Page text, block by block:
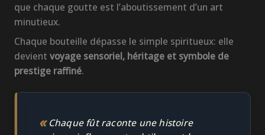
que chaque goutte est l’aboutissement d’un art
minutieux.
Chaque bouteille dépasse le simple spiritueux: elle
devient voyage sensoriel, héritage et symbole de
prestige raffiné.
« Chaque fût raconte une histoire